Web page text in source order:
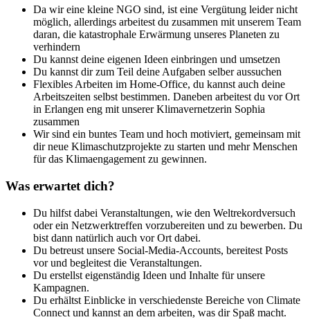
Da wir eine kleine NGO sind, ist eine Vergütung leider nicht
möglich, allerdings arbeitest du zusammen mit unserem Team
daran, die katastrophale Erwärmung unseres Planeten zu
verhindern
Du kannst deine eigenen Ideen einbringen und umsetzen
Du kannst dir zum Teil deine Aufgaben selber aussuchen
Flexibles Arbeiten im Home-Office, du kannst auch deine
Arbeitszeiten selbst bestimmen. Daneben arbeitest du vor Ort
in Erlangen eng mit unserer Klimavernetzerin Sophia
zusammen
Wir sind ein buntes Team und hoch motiviert, gemeinsam mit
dir neue Klimaschutzprojekte zu starten und mehr Menschen
für das Klimaengagement zu gewinnen.
Was erwartet dich?
Du hilfst dabei Veranstaltungen, wie den Weltrekordversuch
oder ein Netzwerktreffen vorzubereiten und zu bewerben. Du
bist dann natürlich auch vor Ort dabei.
Du betreust unsere Social-Media-Accounts, bereitest Posts
vor und begleitest die Veranstaltungen.
Du erstellst eigenständig Ideen und Inhalte für unsere
Kampagnen.
Du erhältst Einblicke in verschiedenste Bereiche von Climate
Connect und kannst an dem arbeiten, was dir Spaß macht.